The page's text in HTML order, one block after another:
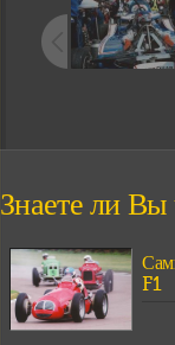
Знаете ли Вы
F1